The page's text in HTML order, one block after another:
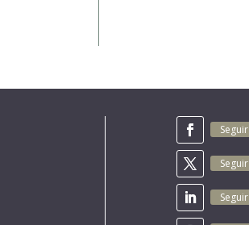
Seguir
Seguir
Seguir